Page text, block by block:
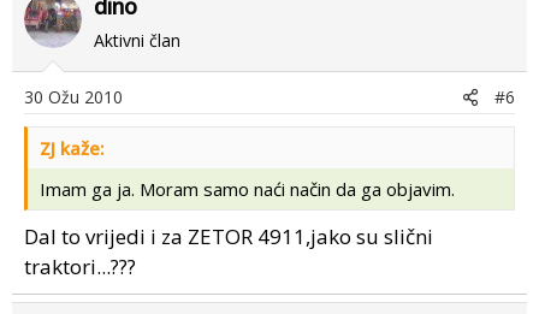
dino
Aktivni član
30 Ožu 2010 #6
ZJ kaže:
Imam ga ja. Moram samo naći način da ga objavim.
Dal to vrijedi i za ZETOR 4911,jako su slični
traktori...???